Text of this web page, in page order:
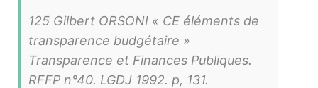
125 Gilbert ORSONI « CE éléments de
transparence budgétaire »
Transparence et Finances Publiques.
RFFP n°40. LGDJ 1992. p, 131.